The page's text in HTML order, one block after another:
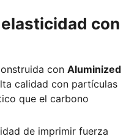
con
con Aluminized
calidad con partículas
que el carbono
de imprimir fuerza